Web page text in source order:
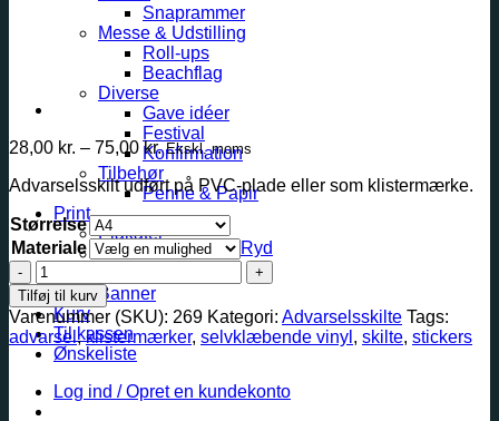
Snaprammer
Messe & Udstilling
Roll-ups
Beachflag
Diverse
Gave idéer
Festival
Konfirmation
Tilbehør
Penne & Papir
Print
Plakater
Klistermærker
Banner
Kurv
Til kassen
Ønskeliste
Log ind / Opret en kundekonto
28,00 kr. – 75,00kr.Prisinterval:
28,00 kr.
til
75,00 kr.
Ekskl. moms
Advarselsskilt udført på PVC-plade eller som klistermærke.
Størrelse
Materiale
Ryd
Stærkt
magnetfelt
antal
Tilføj til kurv
Varenummer (SKU): 269 Kategori: Advarselsskilte Tags:
advarsel,klistermærker, selvklæbende vinyl , skilte, stickers